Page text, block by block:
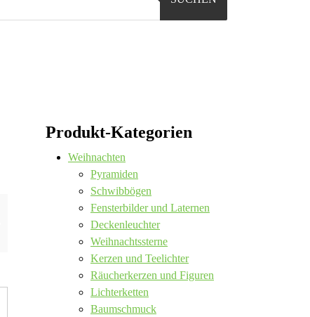
Produkt-Kategorien
Weihnachten
Pyramiden
Schwibbögen
Fensterbilder und Laternen
Deckenleuchter
Weihnachtssterne
Kerzen und Teelichter
Räucherkerzen und Figuren
Lichterketten
Baumschmuck